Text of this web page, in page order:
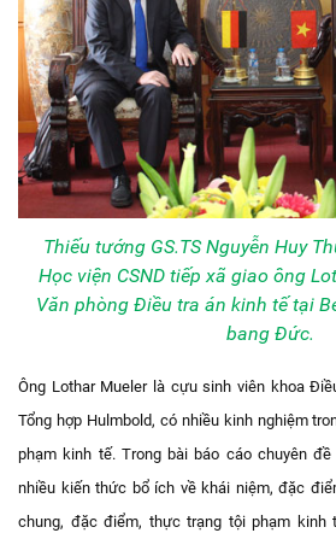
Thiếu tướng GS.TS Nguyễn Huy
Học viện CSND tiếp xã giao ông
Văn phòng Điều tra án kinh tế tại
bang Đức.
Ông Lothar Mueler là cựu sinh viên khoa
Tổng hợp Hulmbold, có nhiều kinh nghiệm
phạm kinh tế. Trong bài báo cáo chuyên
nhiều kiến thức bổ ích về khái niệm, đặc
chung, đặc điểm, thực trạng tội phạm kinh